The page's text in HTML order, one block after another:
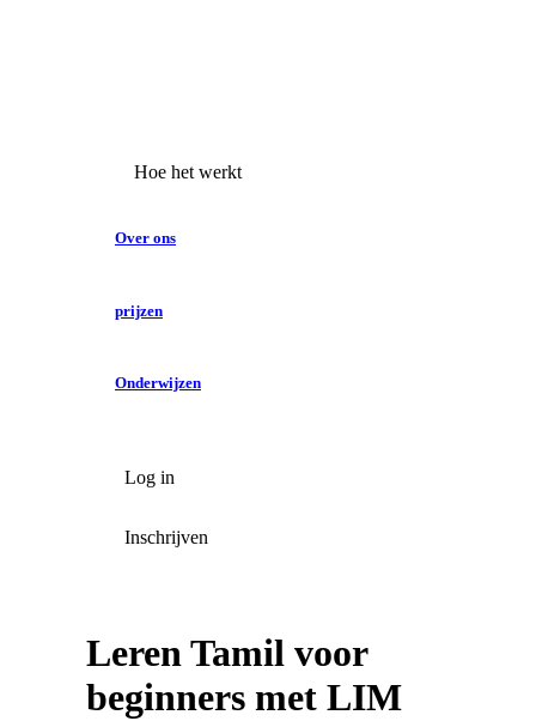
Hoe het werkt
Over ons
prijzen
Onderwijzen
Log in
Inschrijven
Leren Tamil voor
beginners met LIM